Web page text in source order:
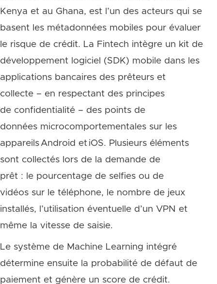
Kenya et au Ghana, est l’un des acteurs qui se
basent les métadonnées mobiles pour évaluer
le risque de crédit. La Fintech intègre un kit de
développement logiciel (SDK) mobile dans les
applications bancaires des prêteurs et
collecte – en respectant des principes
de confidentialité – des points de
données microcomportementales sur les
appareils Android et iOS. Plusieurs éléments
sont collectés lors de la demande de
prêt : le pourcentage de selfies ou de
vidéos sur le téléphone, le nombre de jeux
installés, l’utilisation éventuelle d’un VPN et
même la vitesse de saisie.
Le système de Machine Learning intégré
détermine ensuite la probabilité de défaut de
paiement et génère un score de crédit.